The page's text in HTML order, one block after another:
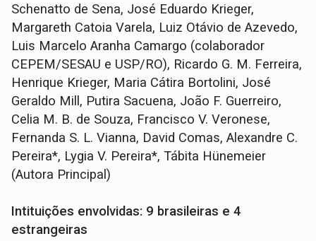
Schenatto de Sena, José Eduardo Krieger,
Margareth Catoia Varela, Luiz Otávio de Azevedo,
Luis Marcelo Aranha Camargo (colaborador
CEPEM/SESAU e USP/RO), Ricardo G. M. Ferreira,
Henrique Krieger, Maria Cátira Bortolini, José
Geraldo Mill, Putira Sacuena, João F. Guerreiro,
Celia M. B. de Souza, Francisco V. Veronese,
Fernanda S. L. Vianna, David Comas, Alexandre C.
Pereira*, Lygia V. Pereira*, Tábita Hünemeier
(Autora Principal)
Intituições envolvidas: 9 brasileiras e 4
estrangeiras